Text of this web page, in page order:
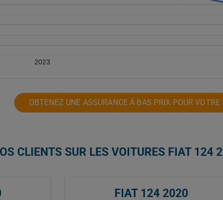
2023
OBTENEZ UNE ASSURANCE À BAS PRIX POUR
CLIENTS SUR LES VOITURES FIAT 124
FIAT 124 2020